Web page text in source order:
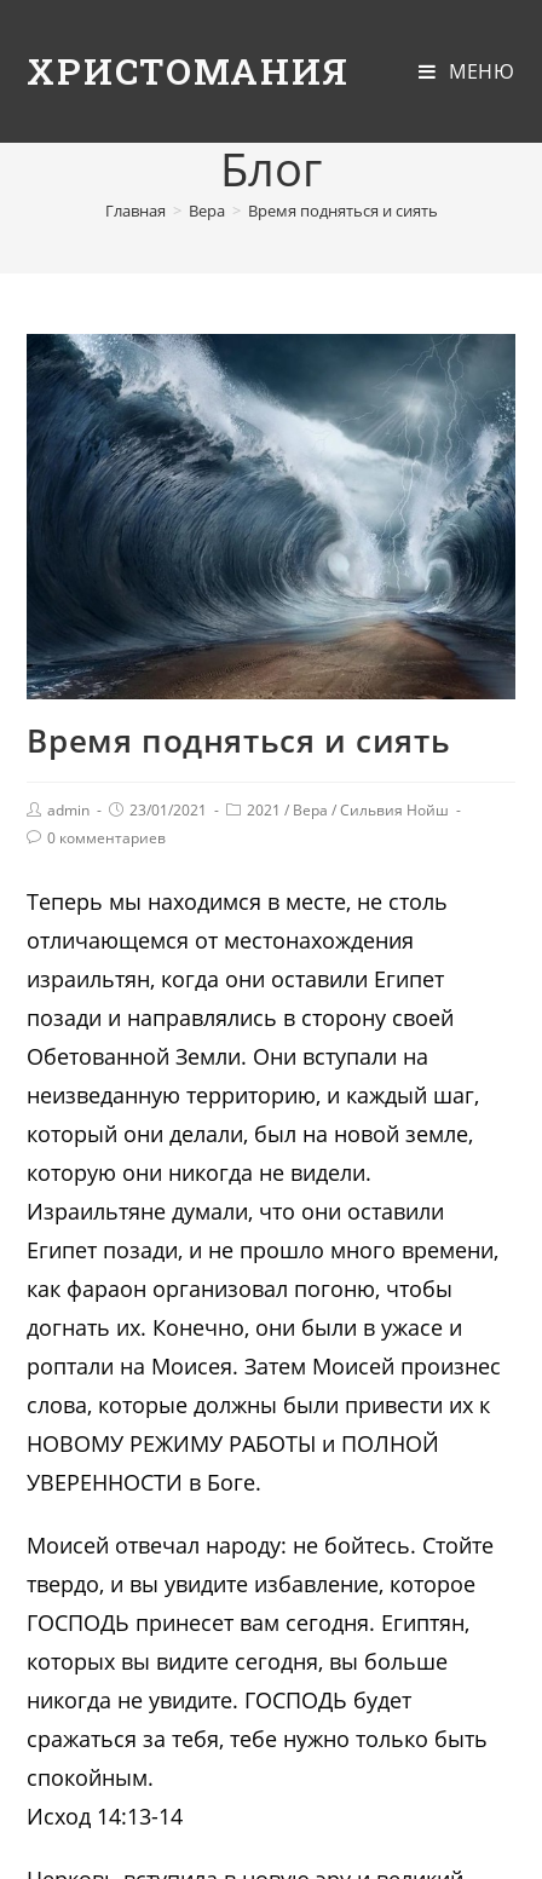
ХРИСТОМАНИЯ МЕНЮ
Блог
Главная > Вера > Время подняться и сиять
Время подняться и сиять
admin 23/01/2021 2021 / Вера / Сильвия Нойш
0 комментариев
Теперь мы находимся в месте, не столь
отличающемся от местонахождения
израильтян, когда они оставили Египет
позади и направлялись в сторону своей
Обетованной Земли. Они вступали на
неизведанную территорию, и каждый шаг,
который они делали, был на новой земле,
которую они никогда не видели.
Израильтяне думали, что они оставили
Египет позади, и не прошло много времени,
как фараон организовал погоню, чтобы
догнать их. Конечно, они были в ужасе и
роптали на Моисея. Затем Моисей произнес
слова, которые должны были привести их к
НОВОМУ РЕЖИМУ РАБОТЫ и ПОЛНОЙ
УВЕРЕННОСТИ в Боге.
Моисей отвечал народу: не бойтесь. Стойте
твердо, и вы увидите избавление, которое
ГОСПОДЬ принесет вам сегодня. Египтян,
которых вы видите сегодня, вы больше
никогда не увидите. ГОСПОДЬ будет
сражаться за тебя, тебе нужно только быть
спокойным.
Исход 14:13-14